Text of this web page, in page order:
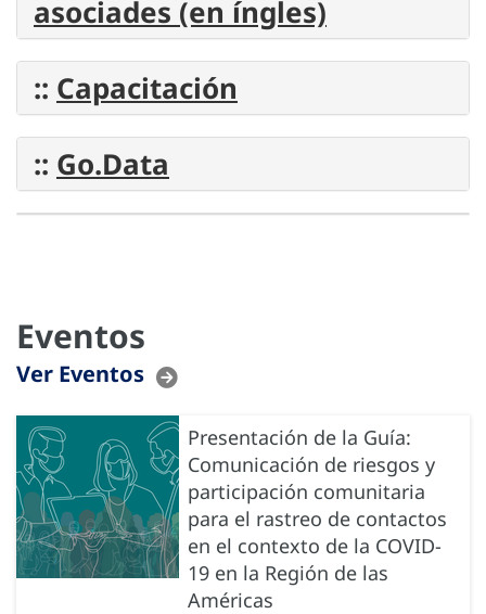
asociades (en íngles)
:: Capacitación
:: Go.Data
Eventos
Ver Eventos
Presentación de la Guía:
Comunicación de riesgos y
participación comunitaria
para el rastreo de contactos
en el contexto de la COVID-
19 en la Región de las
Américas